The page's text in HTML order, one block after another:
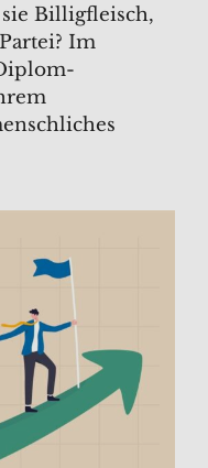
Billigfleisch,
Im